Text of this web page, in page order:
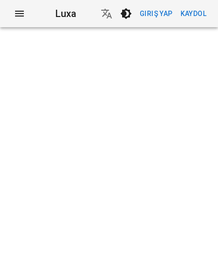
Luxa GIRIŞ YAP KAYDOL